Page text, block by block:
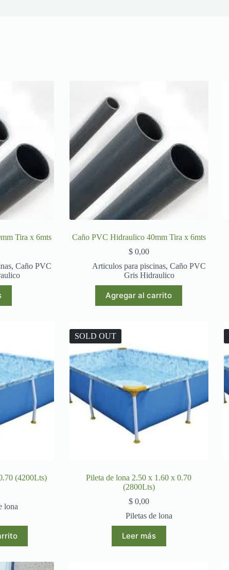
Tira x 6mts
,Caño PVC
Caño PVC Hidraulico 40mm Tira x 6mts
$0,00
Articulos para piscinas,Caño PVC
Gris Hidraulico
Agregar al carrito
(4200Lts)
lona
SOLD OUT
Pileta de lona 2.50 x 1.60 x 0.70
(2800Lts)
$0,00
Piletas de lona
Leer más